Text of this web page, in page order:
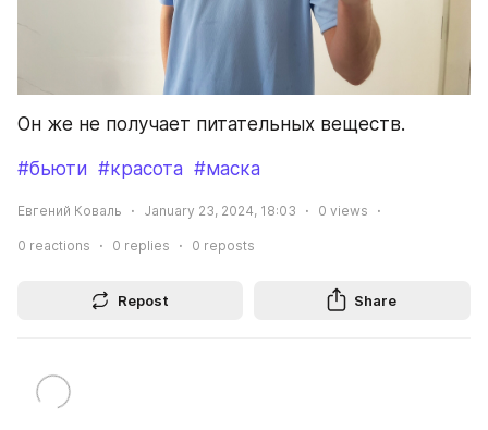
Он же не получает питательных веществ.
#бьюти #красота #маска
Евгений Коваль January 23, 2024, 18:03 0 views
0 reactions 0 replies 0 reposts
Repost Share